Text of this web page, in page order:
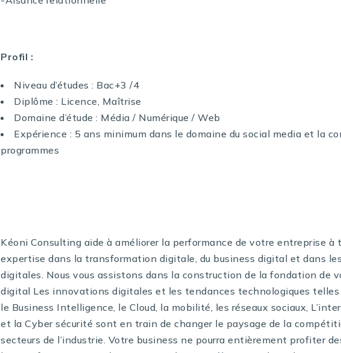
Profil :
Niveau d’études : Bac+3 /4
Diplôme : Licence, Maîtrise
Domaine d’étude : Média / Numérique / Web
Expérience : 5 ans minimum dans le domaine du social media et la
programmes
Kéoni Consulting aide à améliorer la performance de votre entreprise à
expertise dans la transformation digitale, du business digital et dans
digitales. Nous vous assistons dans la construction de la fondation de
digital Les innovations digitales et les tendances technologiques telles
le Business Intelligence, le Cloud, la mobilité, les réseaux sociaux,
et la Cyber sécurité sont en train de changer le paysage de la
secteurs de l’industrie. Votre business ne pourra entièrement profiter